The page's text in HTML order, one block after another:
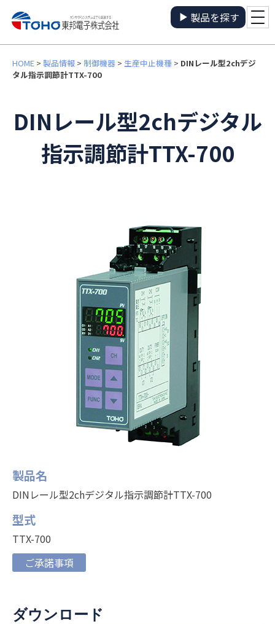
製品を探す
HOME > 製品情報 > 制御機器 > 生産中止機種 > DINレール型2chデジ
タル指示調節計TTX-700
DINレール型2chデジタル
指示調節計TTX-700
製品名
DINレール型2chデジタル指示調節計TTX-700
型式
TTX-700
ご承諾事項
ダウンロード